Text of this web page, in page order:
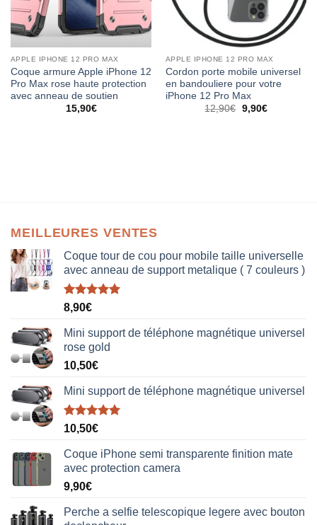
APPLE IPHONE 12 PRO MAX
Coque armure Apple iPhone 12
Pro Max rose haute protection
avec anneau de soutien
15,90€
APPLE IPHONE 12 PRO MAX
Cordon porte mobile universel
en bandouliere pour votre
iPhone 12 Pro Max
12,90€ 9,90€
MEILLEURES VENTES
Coque tour de cou pour mobile taille universelle
avec anneau de support metalique ( 7 couleurs )
Note5.00
sur 5
8,90€
Mini support de téléphone magnétique universel
rose gold
10,50€
Mini support de téléphone magnétique universel
Note5.00
sur 5
10,50€
Coque iPhone semi transparente finition mate
avec protection camera
9,90€
Perche a selfie telescopique legere avec bouton